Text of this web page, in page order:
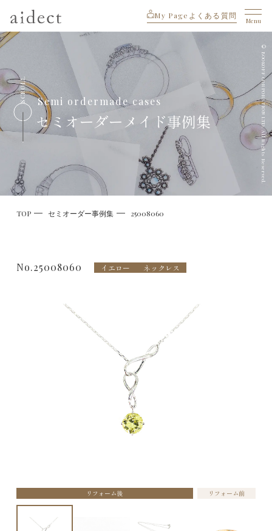
My Page よくある質問
Menu
Semi ordermade cases
セミオーダーメイド事例集
SCROLL © BOOKOFF CORPORATION LTD. All Rights Reserved.
TOP セミオーダー事例集 25008060
No.25008060 イエロー ネックレス
リフォーム後 リフォーム前